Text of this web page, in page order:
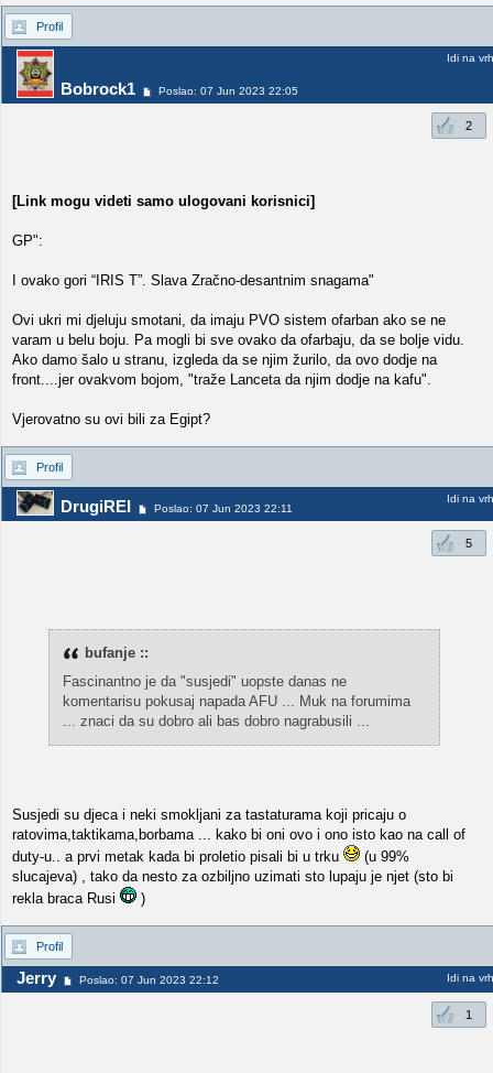
Profil
Bobrock1 Poslao: 07 Jun 2023 22:05
Idi na vrh
2
[Link mogu videti samo ulogovani korisnici]
GP":
I ovako gori “IRIS T”. Slava Zračno-desantnim snagama"
Ovi ukri mi djeluju smotani, da imaju PVO sistem ofarban ako se ne
varam u belu boju. Pa mogli bi sve ovako da ofarbaju, da se bolje vidu.
Ako damo šalo u stranu, izgleda da se njim žurilo, da ovo dodje na
front....jer ovakvom bojom, "traže Lanceta da njim dodje na kafu".
Vjerovatno su ovi bili za Egipt?
Profil
DrugiREI Poslao: 07 Jun 2023 22:11
Idi na vrh
5
bufanje ::
Fascinantno je da "susjedi" uopste danas ne
komentarisu pokusaj napada AFU ... Muk na forumima
... znaci da su dobro ali bas dobro nagrabusili ...
Susjedi su djeca i neki smokljani za tastaturama koji pricaju o
ratovima,taktikama,borbama ... kako bi oni ovo i ono isto kao na call of
duty-u.. a prvi metak kada bi proletio pisali bi u trku
(u 99%
slucajeva) , tako da nesto za ozbiljno uzimati sto lupaju je njet (sto bi
rekla braca Rusi
)
Profil
Jerry Poslao: 07 Jun 2023 22:12 Idi na vrh
1